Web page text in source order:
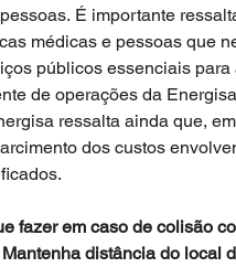
É importante
médicas e pessoas que
públicos essenciais para
de operações da
ressalta ainda que,
dos custos
fazer em caso de colisão
Mantenha distância do local